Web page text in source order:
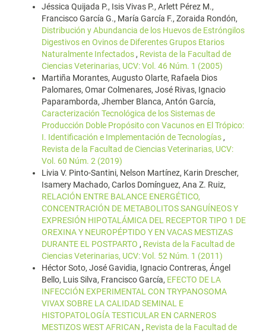
Jéssica Quijada P., Isis Vivas P., Arlett Pérez M.,
Francisco García G., María García F., Zoraida Rondón,
Distribución y Abundancia de los Huevos de Estróngilos
Digestivos en Ovinos de Diferentes Grupos Etarios
Naturalmente Infectados , Revista de la Facultad de
Ciencias Veterinarias, UCV: Vol. 46 Núm. 1 (2005)
Martiña Morantes, Augusto Olarte, Rafaela Dios
Palomares, Omar Colmenares, José Rivas, Ignacio
Paparamborda, Jhember Blanca, Antón García,
Caracterización Tecnológica de los Sistemas de
Producción Doble Propósito con Vacunos en El Trópico:
I. Identificación e Implementación de Tecnologías ,
Revista de la Facultad de Ciencias Veterinarias, UCV:
Vol. 60 Núm. 2 (2019)
Livia V. Pinto-Santini, Nelson Martínez, Karin Drescher,
Isamery Machado, Carlos Domínguez, Ana Z. Ruiz,
RELACIÓN ENTRE BALANCE ENERGÉTICO,
CONCENTRACIÓN DE METABOLITOS SANGUÍNEOS Y
EXPRESIÓN HIPOTALÁMICA DEL RECEPTOR TIPO 1 DE
OREXINA Y NEUROPÉPTIDO Y EN VACAS MESTIZAS
DURANTE EL POSTPARTO , Revista de la Facultad de
Ciencias Veterinarias, UCV: Vol. 52 Núm. 1 (2011)
Héctor Soto, José Gavidia, Ignacio Contreras, Ángel
Bello, Luis Silva, Francisco García, EFECTO DE LA
INFECCIÓN EXPERIMENTAL CON TRYPANOSOMA
VIVAX SOBRE LA CALIDAD SEMINAL E
HISTOPATOLOGÍA TESTICULAR EN CARNEROS
MESTIZOS WEST AFRICAN , Revista de la Facultad de